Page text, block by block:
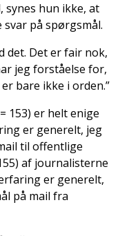
synes hun ikke, at
på spørgsmål.
det. Det er fair nok,
jeg forståelse for,
bare ikke i orden.”
153) er helt enige
er generelt, jeg
til offentlige
af journalisterne
er generelt,
på mail fra